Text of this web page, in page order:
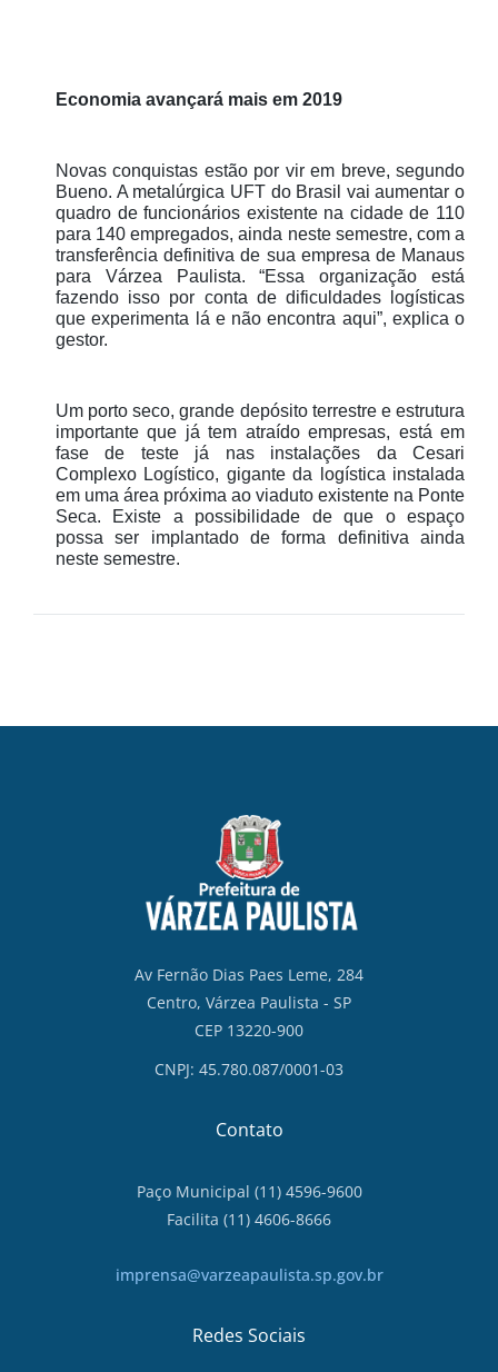
Economia avançará mais em 2019
Novas conquistas estão por vir em breve, segundo
Bueno. A metalúrgica UFT do Brasil vai aumentar o
quadro de funcionários existente na cidade de 110
para 140 empregados, ainda neste semestre, com a
transferência definitiva de sua empresa de Manaus
para Várzea Paulista. “Essa organização está
fazendo isso por conta de dificuldades logísticas
que experimenta lá e não encontra aqui”, explica o
gestor.
Um porto seco, grande depósito terrestre e estrutura
importante que já tem atraído empresas, está em
fase de teste já nas instalações da Cesari
Complexo Logístico, gigante da logística instalada
em uma área próxima ao viaduto existente na Ponte
Seca. Existe a possibilidade de que o espaço
possa ser implantado de forma definitiva ainda
neste semestre.
Av Fernão Dias Paes Leme, 284
Centro, Várzea Paulista - SP
CEP 13220-900
CNPJ: 45.780.087/0001-03
Contato
Paço Municipal (11) 4596-9600
Facilita (11) 4606-8666
imprensa@varzeapaulista.sp.gov.br
Redes Sociais